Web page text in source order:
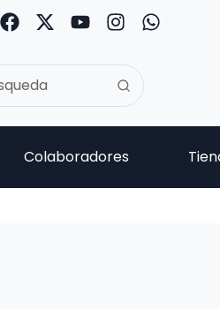
Colaboradores